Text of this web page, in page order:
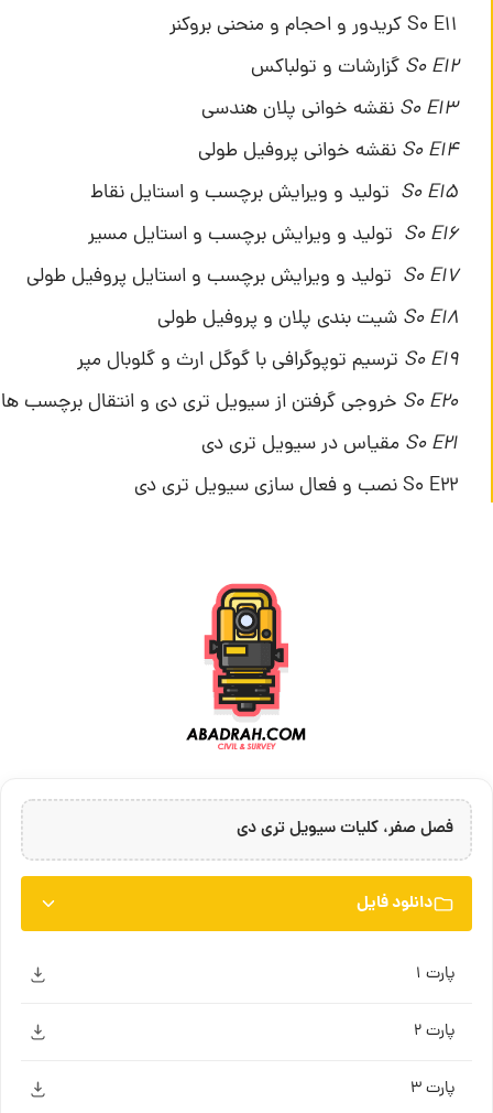
S0 E11 کریدور و احجام و منحنی بروکنر
S0 E12
گزارشات و تولباکس
S0 E13
نقشه خوانی پلان هندسی
S0 E14
نقشه خوانی پروفیل طولی
S0 E15
تولید و ویرایش برچسب و استایل نقاط
S0 E16
تولید و ویرایش برچسب و استایل مسیر
S0 E17
تولید و ویرایش برچسب و استایل پروفیل طولی
S0 E18
شیت بندی پلان و پروفیل طولی
S0 E19
ترسیم توپوگرافی با گوگل ارث و گلوبال مپر
S0 E20
خروجی گرفتن از سیویل تری دی و انتقال برچسب ها
S0 E21
مقیاس در سیویل تری دی
S0 E22 نصب و فعال سازی سیویل تری دی
فصل صفر، کلیات سیویل تری دی
دانلود فایل
پارت ۱
پارت ۲
پارت ۳